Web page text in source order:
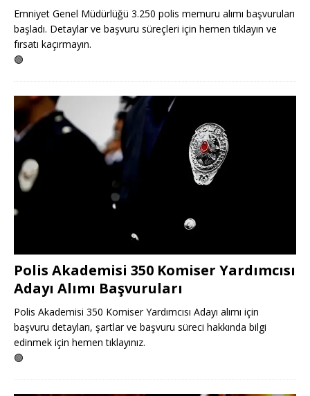
Emniyet Genel Müdürlüğü 3.250 polis memuru alımı başvuruları
başladı. Detaylar ve başvuru süreçleri için hemen tıklayın ve
fırsatı kaçırmayın.
🟢
Polis Akademisi 350 Komiser Yardımcısı
Adayı Alımı Başvuruları
Polis Akademisi 350 Komiser Yardımcısı Adayı alımı için
başvuru detayları, şartlar ve başvuru süreci hakkında bilgi
edinmek için hemen tıklayınız.
🟢